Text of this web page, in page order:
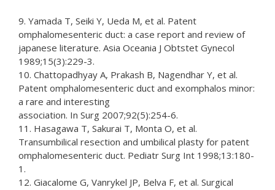
9. Yamada T, Seiki Y, Ueda M, et al. Patent
omphalomesenteric duct: a case report and review of
japanese literature. Asia Oceania J Obtstet Gynecol
1989;15(3):229-3.
10. Chattopadhyay A, Prakash B, Nagendhar Y, et al.
Patent omphalomesenteric duct and exomphalos minor:
a rare and interesting
association. In Surg 2007;92(5):254-6.
11. Hasagawa T, Sakurai T, Monta O, et al.
Transumbilical resection and umbilical plasty for patent
omphalomesenteric duct. Pediatr Surg Int 1998;13:180-
1.
12. Giacalome G, Vanrykel JP, Belva F, et al. Surgical